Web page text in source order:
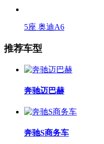
5座 奥迪A6
推荐车型
奔驰迈巴赫
奔驰S商务车